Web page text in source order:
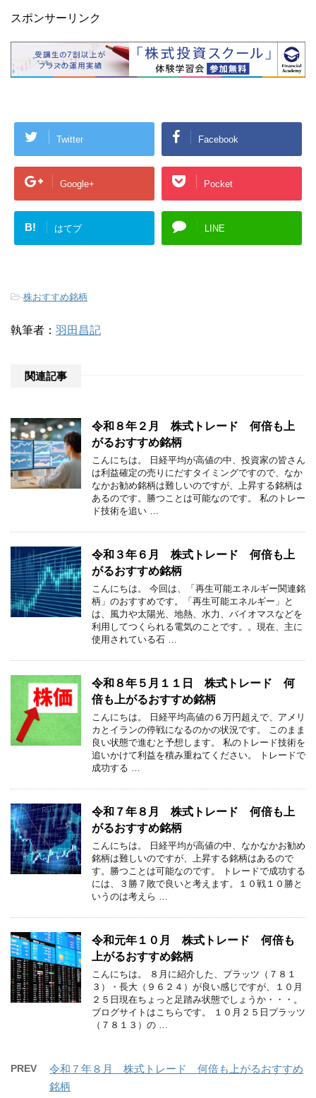
スポンサーリンク
Twitter Facebook
Google+ Pocket
B! はてブ LINE
-株おすすめ銘柄
執筆者： 羽田昌記
関連記事
令和８年２月 株式トレード 何倍も上
がるおすすめ銘柄
こんにちは。 日経平均が高値の中、投資家の皆さん
は利益確定の売りにだすタイミングですので、なか
なかお勧め銘柄は難しいのですが、上昇する銘柄は
あるのです。勝つことは可能なのです。 私のトレー
ド技術を追い …
令和３年６月 株式トレード 何倍も上
がるおすすめ銘柄
こんにちは。 今回は、「再生可能エネルギー関連銘
柄」のおすすめです。「再生可能エネルギー」と
は、風力や太陽光、地熱、水力、バイオマスなどを
利用してつくられる電気のことです。。現在、主に
使用されている石 …
令和８年５月１１日 株式トレード 何
倍も上がるおすすめ銘柄
こんにちは。 日経平均高値の６万円超えで、アメリ
カとイランの停戦になるのかの状況です。 このまま
良い状態で進むと予想します。 私のトレード技術を
追いかけて利益を積み重ねてください。 トレードで
成功する …
令和７年８月 株式トレード 何倍も上
がるおすすめ銘柄
こんにちは。 日経平均が高値の中、なかなかお勧め
銘柄は難しいのですが、上昇する銘柄はあるので
す。勝つことは可能なのです。 トレードで成功する
には、３勝７敗で良いと考えます。１０戦１０勝と
いうのは考えら …
令和元年１０月 株式トレード 何倍も
上がるおすすめ銘柄
こんにちは。 ８月に紹介した、プラッツ（７８１
３）・長大（９６２４）が良い感じですが、１０月
２５日現在ちょっと足踏み状態でしょうか・・・。
ブログサイトはこちらです。 １０月２５日プラッツ
（７８１３）の …
PREV
令和７年８月 株式トレード 何倍も上がるおすすめ
銘柄